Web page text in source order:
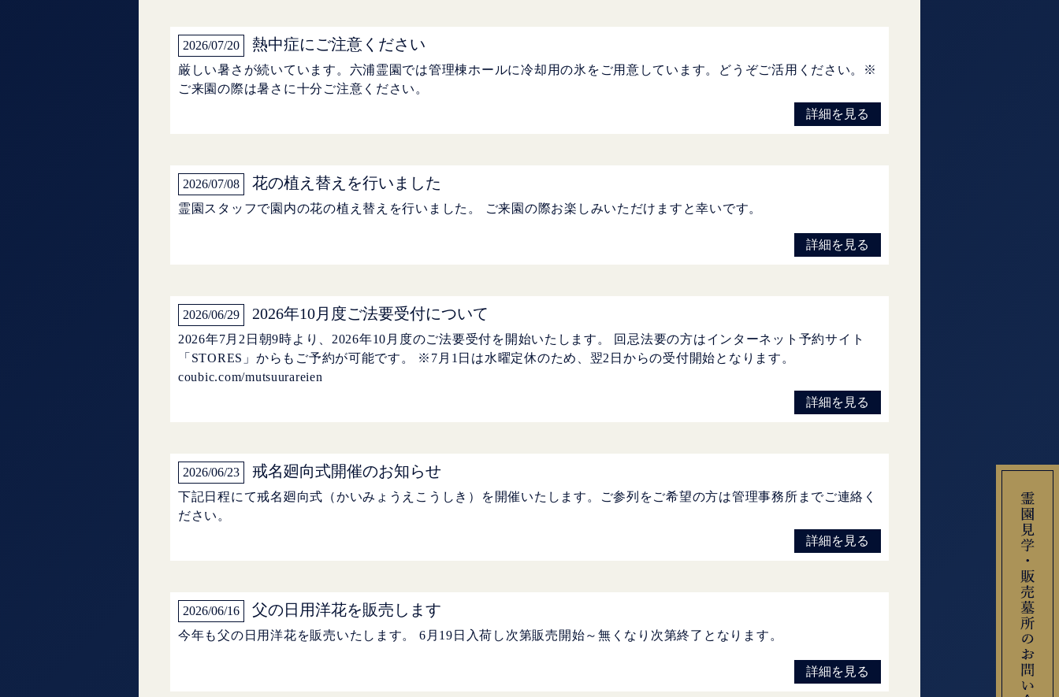
2026/07/20 熱中症にご注意ください
厳しい暑さが続いています。六浦霊園では管理棟ホールに冷却用の氷をご用意しています。どうぞご活用ください。※
ご来園の際は暑さに十分ご注意ください。
詳細を見る
2026/07/08 花の植え替えを行いました
霊園スタッフで園内の花の植え替えを行いました。 ご来園の際お楽しみいただけますと幸いです。
詳細を見る
2026/06/29 2026年10月度ご法要受付について
2026年7月2日朝9時より、2026年10月度のご法要受付を開始いたします。 回忌法要の方はインターネット予約サイト
「STORES」からもご予約が可能です。 ※7月1日は水曜定休のため、翌2日からの受付開始となります。
coubic.com/mutsuurareien
詳細を見る
2026/06/23 戒名廻向式開催のお知らせ
下記日程にて戒名廻向式（かいみょうえこうしき）を開催いたします。ご参列をご希望の方は管理事務所までご連絡く
ださい。
詳細を見る
2026/06/16 父の日用洋花を販売します
今年も父の日用洋花を販売いたします。 6月19日入荷し次第販売開始～無くなり次第終了となります。
詳細を見る